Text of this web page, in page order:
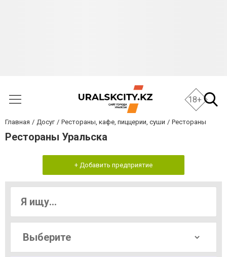
18+
Главная Досуг Рестораны, кафе, пиццерии, суши Рестораны
Рестораны Уральска
+ Добавить предприятие